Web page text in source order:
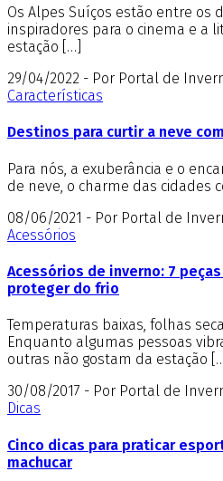
Os Alpes Suíços estão entre os
inspiradores para o cinema e a
estação […]
29/04/2022 - Por Portal de
Características
Destinos para curtir a neve
Para nós, a exuberância e o
de neve, o charme das cidades
08/06/2021 - Por Portal de
Acessórios
Acessórios de inverno: 7
proteger do frio
Temperaturas baixas, folhas
Enquanto algumas pessoas
outras não gostam da estação
30/08/2017 - Por Portal de
Dicas
Cinco dicas para praticar
machucar